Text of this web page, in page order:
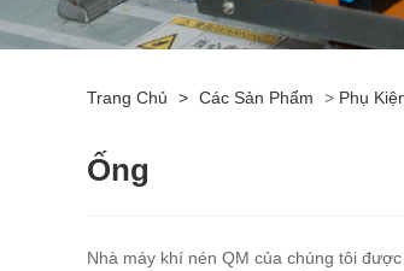
Trang Chủ > Các Sản Phẩm > Phụ
Ống
Nhà máy khí nén QM của chúng tôi